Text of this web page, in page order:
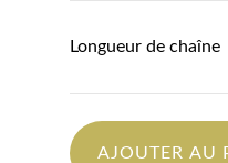
Longueur de chaîne
AJOUTER AU